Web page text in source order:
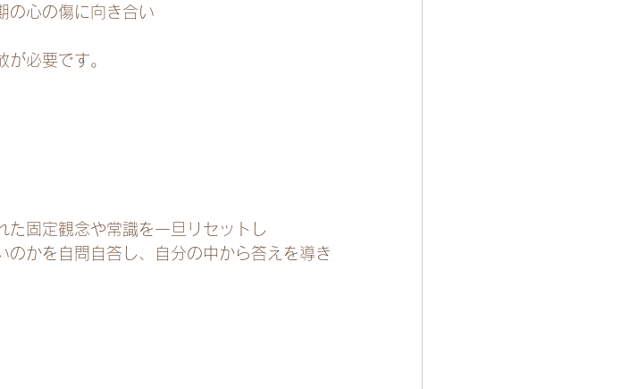
の心の傷に向き合い
必要です。
た固定観念や常識を一旦リセットし
かを自問自答し、自分の中から答えを導き